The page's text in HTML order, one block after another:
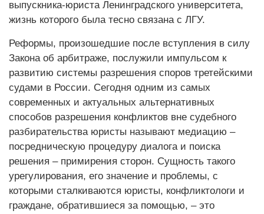
выпускника-юриста Ленинградского университета,
жизнь которого была тесно связана с ЛГУ.
Реформы, произошедшие после вступления в силу
Закона об арбитраже, послужили импульсом к
развитию системы разрешения споров третейскими
судами в России. Сегодня одним из самых
современных и актуальных альтернативных
способов разрешения конфликтов вне судебного
разбирательства юристы называют медиацию –
посредническую процедуру диалога и поиска
решения – примирения сторон. Сущность такого
урегулирования, его значение и проблемы, с
которыми сталкиваются юристы, конфликтологи и
граждане, обратившиеся за помощью, – это